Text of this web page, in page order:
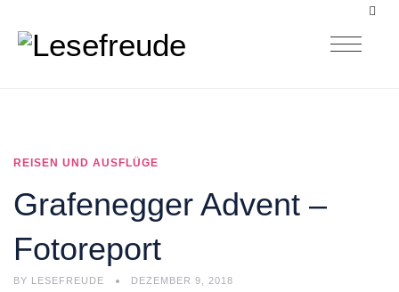
REISEN UND AUSFLÜGE
Grafenegger Advent –
Fotoreport
BY LESEFREUDE DEZEMBER 9, 2018